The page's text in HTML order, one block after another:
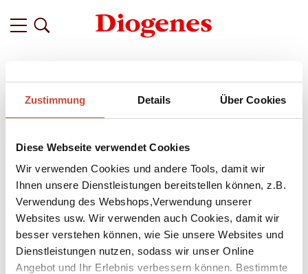
Zustimmung Details Über Cookies
Diese Webseite verwendet Cookies
Wir verwenden Cookies und andere Tools, damit wir
Ihnen unsere Dienstleistungen bereitstellen können, z.B.
Verwendung des Webshops,Verwendung unserer
Websites usw. Wir verwenden auch Cookies, damit wir
besser verstehen können, wie Sie unsere Websites und
Dienstleistungen nutzen, sodass wir unser Online
Angebot und Ihr Erlebnis verbessern können. Bestimmte
Related Featured
vor 6 Jahren
Jason Starr im Interview
Jason Starr
getroffen und ihn einerseits zu
seinem neuen Thriller,Seitensprung, aber auch zu
seiner Person befragt.
Haben Sie (literarische) Vorbilder? Was reizt Sie am Genre
"Thriller"?